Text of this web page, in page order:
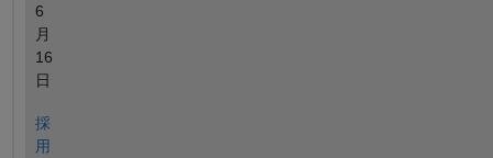
6
月
16
日
採
用